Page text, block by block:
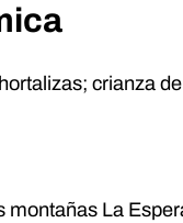
crianza
montañas La